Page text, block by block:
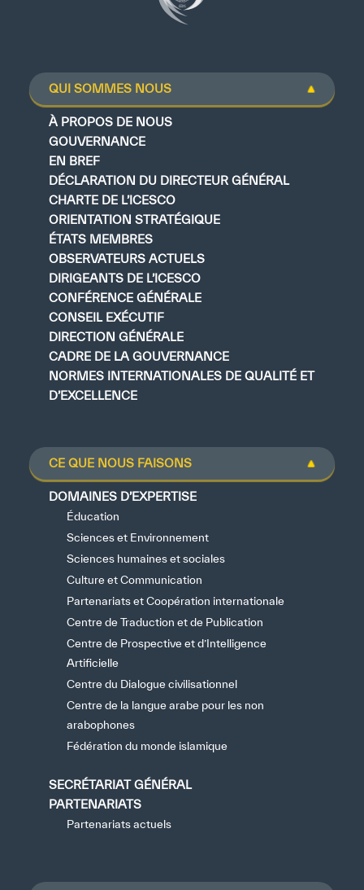
QUI SOMMES NOUS
À PROPOS DE NOUS
GOUVERNANCE
EN BREF
DÉCLARATION DU DIRECTEUR GÉNÉRAL
CHARTE DE L’ICESCO
ORIENTATION STRATÉGIQUE
ÉTATS MEMBRES
OBSERVATEURS ACTUELS
DIRIGEANTS DE L’ICESCO
CONFÉRENCE GÉNÉRALE
CONSEIL EXÉCUTIF
DIRECTION GÉNÉRALE
CADRE DE LA GOUVERNANCE
NORMES INTERNATIONALES DE QUALITÉ ET
D’EXCELLENCE
CE QUE NOUS FAISONS
DOMAINES D’EXPERTISE
Éducation
Sciences et Environnement
Sciences humaines et sociales
Culture et Communication
Partenariats et Coopération internationale
Centre de Traduction et de Publication
Centre de Prospective et d’Intelligence
Artificielle
Centre du Dialogue civilisationnel
Centre de la langue arabe pour les non
arabophones
Fédération du monde islamique
SECRÉTARIAT GÉNÉRAL
PARTENARIATS
Partenariats actuels